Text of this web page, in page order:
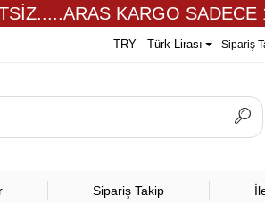
KARGO SADECE
TRY - Türk Lirası Sipariş
Sipariş Takip